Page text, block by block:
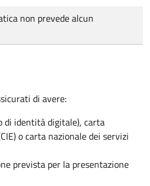
non prevede alcun
di avere:
di identità digitale), carta
o carta nazionale dei servizi
prevista per la presentazione